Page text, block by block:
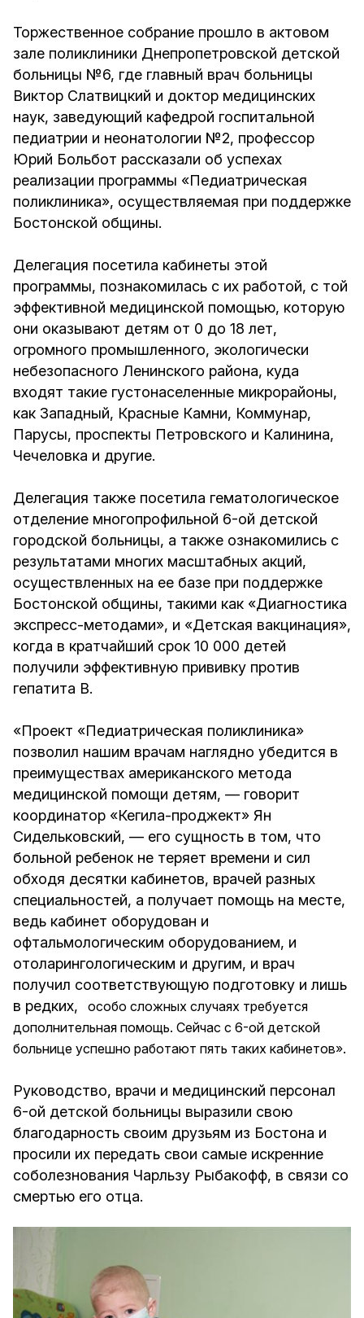
Торжественное собрание прошло в актовом
зале поликлиники Днепропетровской детской
больницы №6, где главный врач больницы
Виктор Слатвицкий и доктор медицинских
наук, заведующий кафедрой госпитальной
педиатрии и неонатологии №2, профессор
Юрий Больбот рассказали об успехах
реализации программы «Педиатрическая
поликлиника», осуществляемая при поддержке
Бостонской общины.
Делегация посетила кабинеты этой
программы, познакомилась с их работой, с той
эффективной медицинской помощью, которую
они оказывают детям от 0 до 18 лет,
огромного промышленного, экологически
небезопасного Ленинского района, куда
входят такие густонаселенные микрорайоны,
как Западный, Красные Камни, Коммунар,
Парусы, проспекты Петровского и Калинина,
Чечеловка и другие.
Делегация также посетила гематологическое
отделение многопрофильной 6-ой детской
городской больницы, а также ознакомились с
результатами многих масштабных акций,
осуществленных на ее базе при поддержке
Бостонской общины, такими как «Диагностика
экспресс-методами», и «Детская вакцинация»,
когда в кратчайший срок 10 000 детей
получили эффективную прививку против
гепатита B.
«Проект «Педиатрическая поликлиника»
позволил нашим врачам наглядно убедится в
преимуществах американского метода
медицинской помощи детям, — говорит
координатор «Кегила-проджект» Ян
Сидельковский, — его сущность в том, что
больной ребенок не теряет времени и сил
обходя десятки кабинетов, врачей разных
специальностей, а получает помощь на месте,
ведь кабинет оборудован и
офтальмологическим оборудованием, и
отоларингологическим и другим, и врач
получил соответствующую подготовку и лишь
в редких, особо сложных случаях требуется
дополнительная помощь. Сейчас с 6-ой детской
больнице успешно работают пять таких кабинетов».
Руководство, врачи и медицинский персонал
6-ой детской больницы выразили свою
благодарность своим друзьям из Бостона и
просили их передать свои самые искренние
соболезнования Чарльзу Рыбакофф, в связи со
смертью его отца.